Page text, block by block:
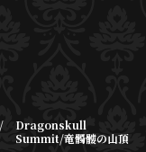
Dragonskull
Summit/竜髑髏の山頂